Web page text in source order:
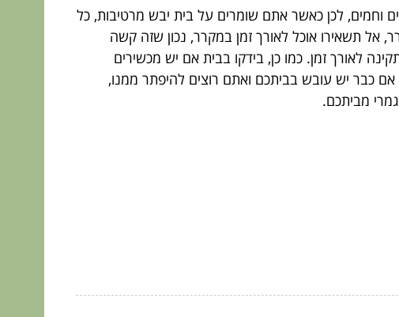
וחמים, לכן כאשר אתם שומרים על בית יבש מרטיבות, כל
אל תשאירו אוכל לאורך זמן במקרר, נכון שזה קשה
לאורך זמן. כמו כן, בידקו בבית אם יש מכשירים
אם כבר יש עובש בביתכם ואתם רוצים להיפתר ממנו,
מביתכם.